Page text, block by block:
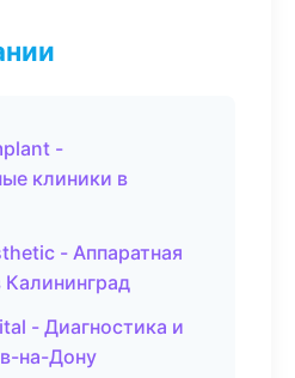
-
клиники в
- Аппаратная
Калининград
- Диагностика и
на-Дону